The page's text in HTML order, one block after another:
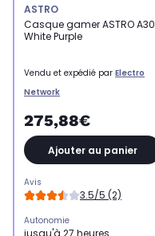
ASTRO
Casque gamer ASTRO A30
White Purple
Vendu et expédié par Electro
Network
275,88€
Ajouter au panier
Avis
3.5/5 (2)
Autonomie